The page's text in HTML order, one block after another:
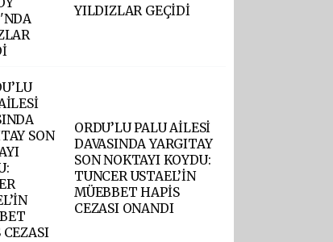
YILDIZLAR GEÇİDİ
ORDU’LU PALU AİLESİ
DAVASINDA YARGITAY
SON NOKTAYI KOYDU:
TUNCER USTAEL’İN
MÜEBBET HAPİS
CEZASI ONANDI